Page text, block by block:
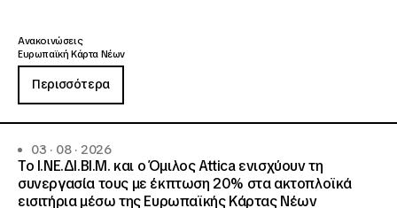
Ανακοινώσεις
Ευρωπαϊκή Κάρτα Νέων
Περισσότερα
03 · 08 · 2026
Το Ι.ΝΕ.ΔΙ.ΒΙ.Μ. και o Όμιλος Attica ενισχύουν τη
συνεργασία τους με έκπτωση 20% στα ακτοπλοϊκά
εισιτήρια μέσω της Ευρωπαϊκής Κάρτας Νέων